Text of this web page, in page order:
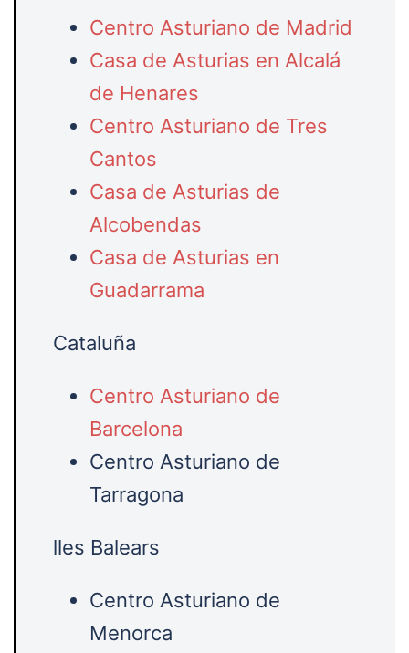
Centro Asturiano de Madrid
Casa de Asturias en Alcalá
de Henares
Centro Asturiano de Tres
Cantos
Casa de Asturias de
Alcobendas
Casa de Asturias en
Guadarrama
Cataluña
Centro Asturiano de
Barcelona
Centro Asturiano de
Tarragona
lles Balears
Centro Asturiano de
Menorca